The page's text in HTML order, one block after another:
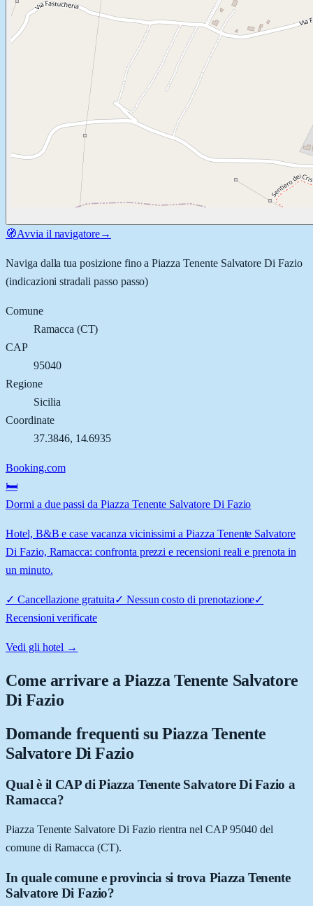
🧭Avvia il navigatore→
Naviga dalla tua posizione fino aPiazza Tenente Salvatore Di Fazio
(indicazioni stradali passo passo)
Comune
Ramacca (CT)
CAP
95040
Regione
Sicilia
Coordinate
37.3846, 14.6935
Booking.com
🛏️
Dormi a due passi da Piazza Tenente Salvatore Di Fazio
Hotel, B&B e case vacanza vicinissimi a Piazza Tenente Salvatore
Di Fazio, Ramacca: confronta prezzi e recensioni reali e prenota in
un minuto.
✓ Cancellazione gratuita✓ Nessun costo di prenotazione✓
Recensioni verificate
Vedi gli hotel →
Come arrivare aPiazza Tenente Salvatore
Di Fazio
Domande frequenti su Piazza Tenente
Salvatore Di Fazio
Qual è il CAP di Piazza Tenente Salvatore Di Fazio a
Ramacca?
Piazza Tenente Salvatore Di Fazio rientra nel CAP 95040 del
comune di Ramacca (CT).
In quale comune e provincia si trova Piazza Tenente
Salvatore Di Fazio?